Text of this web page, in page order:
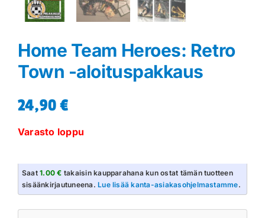
Home Team Heroes: Retro
Town -aloituspakkaus
24,90€
Varasto loppu
Saat1.00 € takaisin kaupparahana kun ostat tämän tuotteen
sisäänkirjautuneena.Lue lisää kanta-asiakasohjelmastamme.